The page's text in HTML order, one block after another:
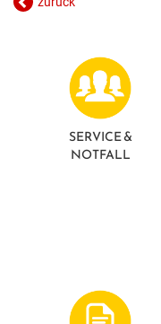
SERVICE &
NOTFALL